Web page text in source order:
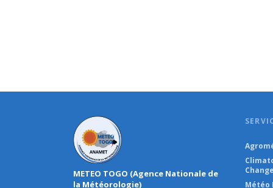
METEO TOGO (Agence Nationale de
la Météorologie)
Météo